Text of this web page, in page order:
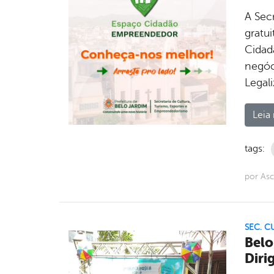
A
Leia
tags:
por
SEC.